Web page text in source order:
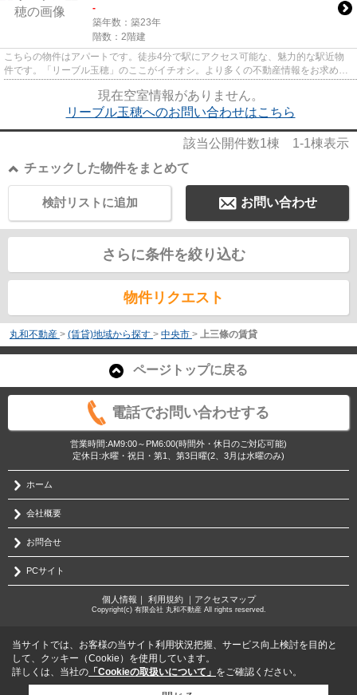
-
築年数：築23年
階数：2階建
こちらの物件はアパートです。徒歩4分で駅にアクセス可能な、魅力的な駅近物
件です。「リーブル玉穂」のここがイチオシ。より多くの不動産情報をお求めな
現在空室情報がありません。
リーブル玉穂へのお問い合わせはこちら
該当公開件数1棟 1-1棟表示
チェックした物件をまとめて
お問い合わせ
検討リストに追加
さらに条件を絞り込む
物件リクエスト
丸和不動産 > (賃貸)地域から探す > 中央市 > 上三條の賃貸
ページトップに戻る
電話でお問い合わせする
営業時間:AM9:00～PM6:00(時間外・休日のご対応可能)
定休日:水曜・祝日・第1、第3日曜(2、3月は水曜のみ)
ホーム
会社概要
お問合せ
PCサイト
個人情報 ｜ 利用規約｜ アクセスマップ
Copyright(c) 有限会社 丸和不動産 All rights reserved.
当サイトでは、お客様の当サイト利用状況把握、サービス向上検討を目的と
して、クッキー（Cookie）を使用しています。
詳しくは、当社の 「Cookieの取扱いについて」 をご確認ください。